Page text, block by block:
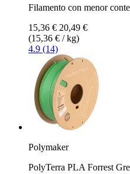
Filamento con menor
15,36 € 20,49 €
(15,36 € / kg)
4.9 (14)
Polymaker
PolyTerra PLA Forrest